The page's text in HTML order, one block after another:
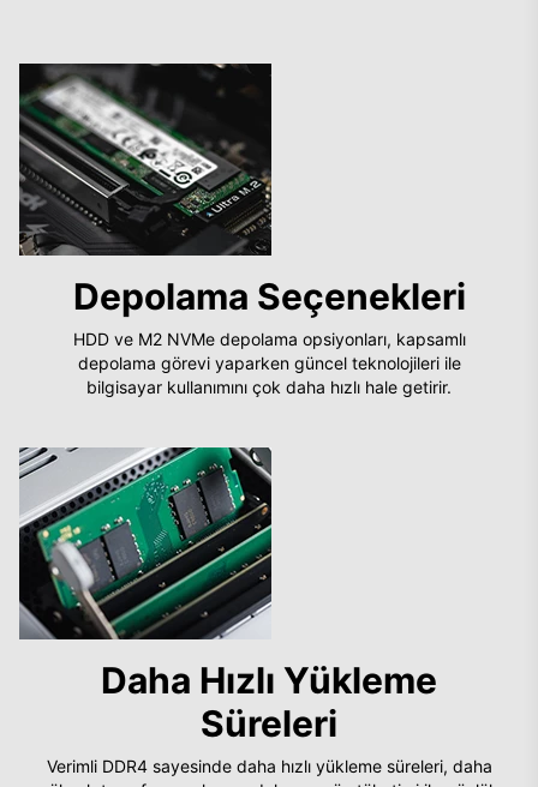
Depolama Seçenekleri
HDD ve M2 NVMe depolama opsiyonları, kapsamlı
depolama görevi yaparken güncel teknolojileri ile
bilgisayar kullanımını çok daha hızlı hale getirir.
Daha Hızlı Yükleme
Süreleri
Verimli DDR4 sayesinde daha hızlı yükleme süreleri, daha